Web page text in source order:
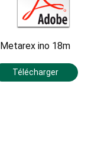
Metarex ino 18m
Télécharger